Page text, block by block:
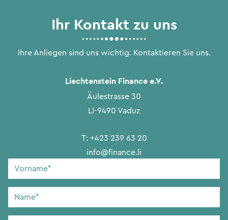
Ihr Kontakt zu uns
Ihre Anliegen sind uns wichtig. Kontaktieren Sie uns.
Liechtenstein Finance e.V.
Äulestrasse 30
LI-9490 Vaduz
T: +423 239 63 20
info@finance.li
Vorname
Name